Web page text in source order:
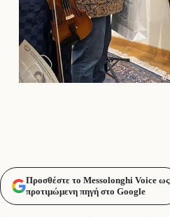
Προσθέστε το Messolonghi Voice ως
προτιμώμενη πηγή στο Google